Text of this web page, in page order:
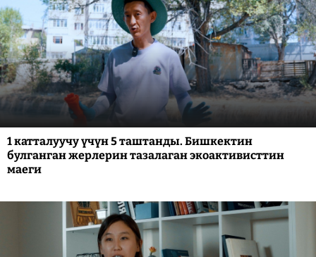
1 катталуучу үчүн 5 таштанды. Бишкектин
булганган жерлерин тазалаган экоактивисттин
маеги